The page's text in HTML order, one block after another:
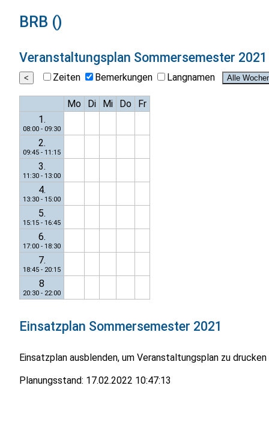
BRB ()
Veranstaltungsplan Sommersemester 2021
Zeiten Bemerkungen Langnamen
Mo Di Mi Do
Fr
1.
08:00 - 09:30
2.
09:45 - 11:15
3.
11:30 - 13:00
4.
13:30 - 15:00
5.
15:15 - 16:45
6.
17:00 - 18:30
7.
18:45 - 20:15
8
20:30 - 22:00
Einsatzplan Sommersemester 2021
Einsatzplan ausblenden, um Veranstaltungsplan zu drucken
Planungsstand: 17.02.2022 10:47:13